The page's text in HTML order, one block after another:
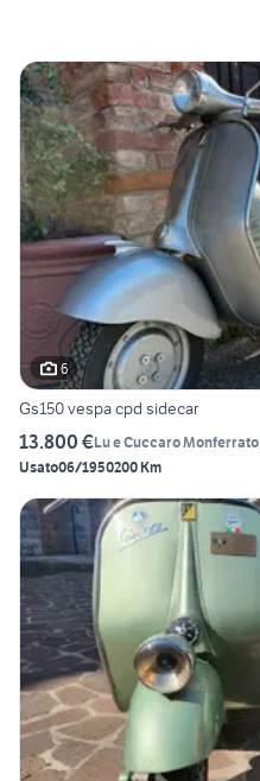
6
Gs150 vespa cpd sidecar
13.800 €Lu e Cuccaro Monferrato
Usato06/1950200 Km